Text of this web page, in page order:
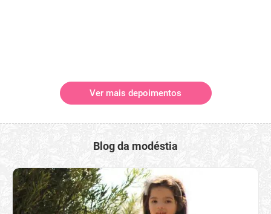
Ver mais depoimentos
Blog da modéstia